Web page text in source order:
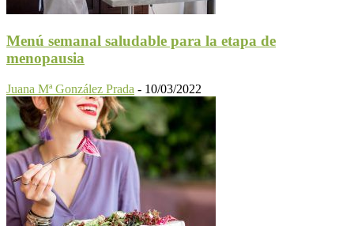
Menú semanal saludable para la etapa de
menopausia
Juana Mª González Prada - 10/03/2022